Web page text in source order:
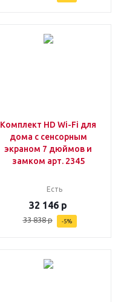
Комплект HD Wi-Fi для
дома с сенсорным
экраном 7 дюймов и
замком арт. 2345
Есть
32 146 р
33 838р -5%